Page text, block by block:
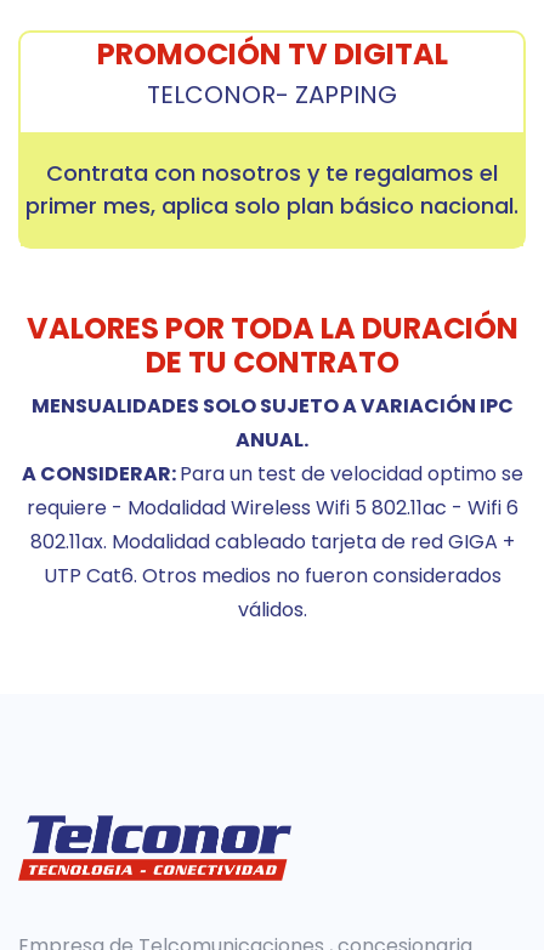
PROMOCIÓN TV DIGITAL
TELCONOR- ZAPPING
Contrata con nosotros y te regalamos el
primer mes, aplica solo plan básico nacional.
VALORES POR TODA LA DURACIÓN
DE TU CONTRATO
MENSUALIDADES SOLO SUJETO A VARIACIÓN IPC
ANUAL.
A CONSIDERAR:Para un test de velocidad optimo se
requiere - Modalidad Wireless Wifi 5 802.11ac - Wifi 6
802.11ax. Modalidad cableado tarjeta de red GIGA +
UTP Cat6. Otros medios no fueron considerados
válidos.